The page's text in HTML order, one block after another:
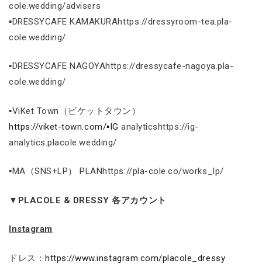
cole.wedding/advisers
▪DRESSYCAFE KAMAKURAhttps://dressyroom-tea.pla-
cole.wedding/
▪DRESSYCAFE NAGOYAhttps://dressycafe-nagoya.pla-
cole.wedding/
▪ViKet Town（ビケットタウン）
https://viket-town.com/▪IG analyticshttps://ig-
analytics.placole.wedding/
▪MA（SNS+LP） PLANhttps://pla-cole.co/works_lp/
▼PLACOLE & DRESSY 各アカウント
Instagram
ドレス：https://www.instagram.com/placole_dressy